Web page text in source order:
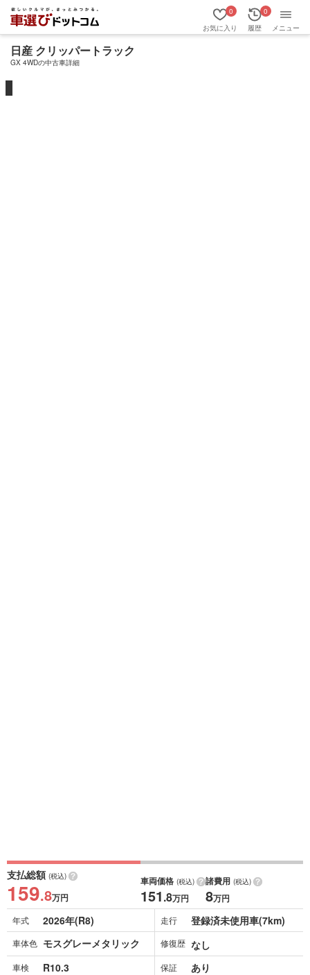
お気に入り
0
履歴
0
メニュー
日産 クリッパートラック
GX 4WDの中古車詳細
支払総額 (税込)
159.8万円
車両価格 (税込)
151.8万円
諸費用 (税込)
8万円
年式 2026年(R8) 走行 登録済未使用車(7km)
車体色 モスグレーメタリック 修復歴 なし
車検 R10.3 保証 あり